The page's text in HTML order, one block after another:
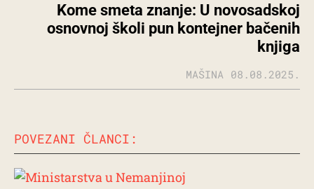
Kome smeta znanje: U novosadskoj
osnovnoj školi pun kontejner bačenih
knjiga
MAŠINA 08.08.2025.
POVEZANI ČLANCI: